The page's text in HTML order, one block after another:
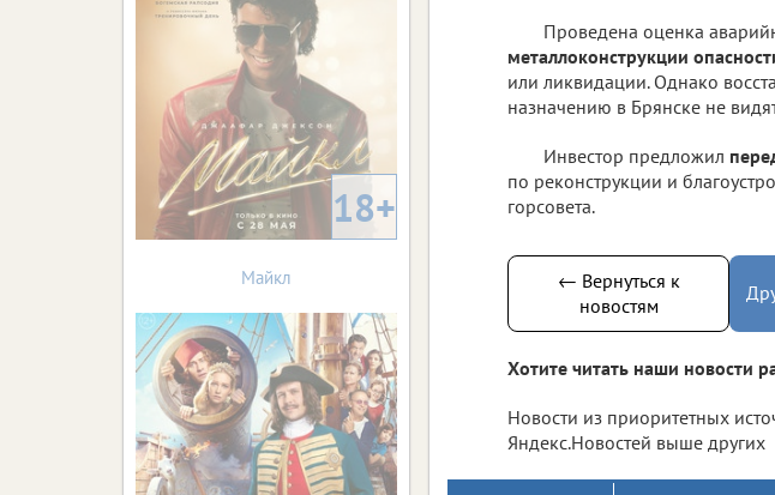
Проведена оценка
металлоконструкции
или ликвидации. Однако
назначению в Брянске не
Инвестор предложил
по реконструкции и
горсовета.
← Вернуться к
новостям
Хотите читать наши новости
Новости из приоритетных
Яндекс.Новостей выше других
18+
Майкл